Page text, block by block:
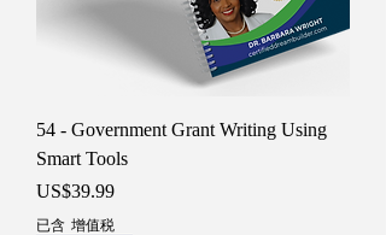
54 - Government Grant Writing Using
Smart Tools
價格
US$39.99
已含 增值税